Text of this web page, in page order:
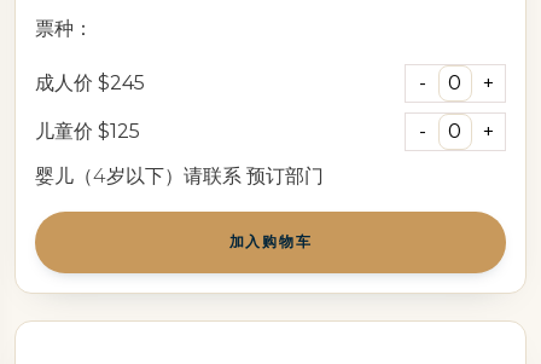
票种：
成人价 $245
儿童价 $125
婴儿（4岁以下）请联系 预订部门
加入购物车